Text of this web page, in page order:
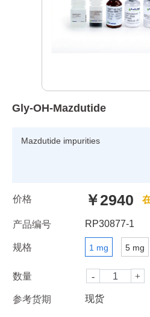
Gly-OH-Mazdutide
Mazdutide impurities
价格 ￥2940
产品编号 RP30877-1
规格 1 mg 5 mg
数量
参考货期 现货